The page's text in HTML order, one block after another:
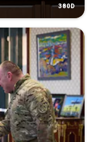
380D